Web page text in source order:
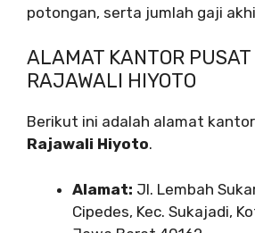
potongan, serta jumlah gaji
ALAMAT KANTOR PUSAT
RAJAWALI HIYOTO
Berikut ini adalah alamat
Rajawali Hiyoto.
Alamat: Jl. Lembah
Cipedes, Kec. Sukajadi,